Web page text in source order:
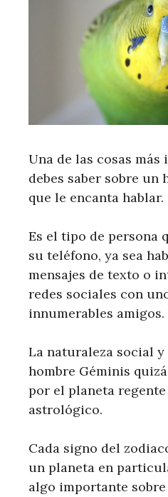
Una de las cosas
debes saber sobre un
que le encanta hablar.
Es el tipo de persona
su teléfono, ya sea
mensajes de texto o
redes sociales con
innumerables amigos.
La naturaleza social
hombre Géminis
por el planeta
astrológico.
Cada signo del
un planeta en
algo importante